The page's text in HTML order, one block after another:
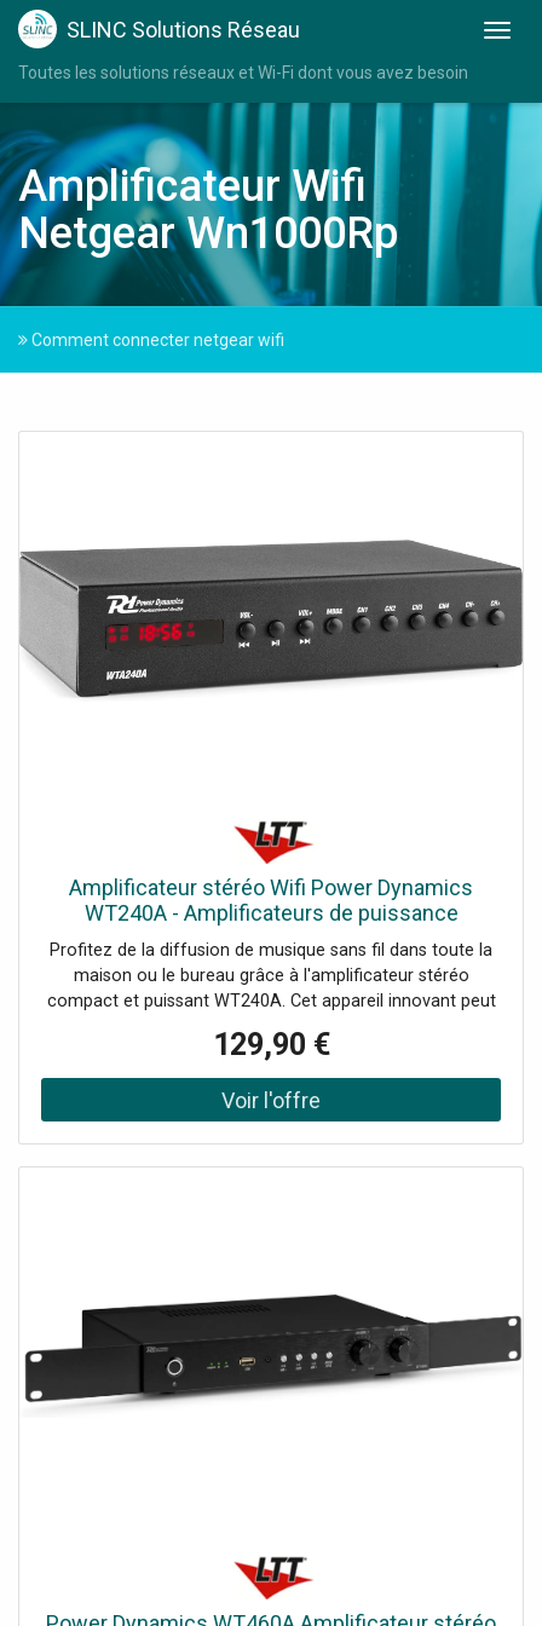
SLINC Solutions Réseau
Toutes les solutions réseaux et Wi-Fi dont vous avez besoin
Amplificateur Wifi
Netgear Wn1000Rp
Comment connecter netgear wifi
Amplificateur stéréo Wifi Power Dynamics
WT240A - Amplificateurs de puissance
bicanaux
Profitez de la diffusion de musique sans fil dans toute la
maison ou le bureau grâce à l'amplificateur stéréo
compact et puissant WT240A. Cet appareil innovant peut
système audio HiFi multi-pièces sans fil grâce à
l'amplificateur numérique de classe D intégré à la pointe
de la technologie. (puissance de 2x 40 Watt) Il est équipé
de la fonction WIFI pour connecter vos enceintes à votre
exceptionnelle dans plusieurs pièces. L'avenir de la
technologie audio domestique intelligente !Système audio
multiroom compact, Amplificateur stéréo Wi-Fi Plug and
Play, Peut être utilisé avec l'application Legacy player
(Android et iOS), Récepteur BT pour le streaming audio,
électrique stable et économe en énergie, Idéal pour un
usage domestique et commercial, Options de lecture:
Streaming BT 5.0, Puissance de sortie: Max: 80W,
129,90 €